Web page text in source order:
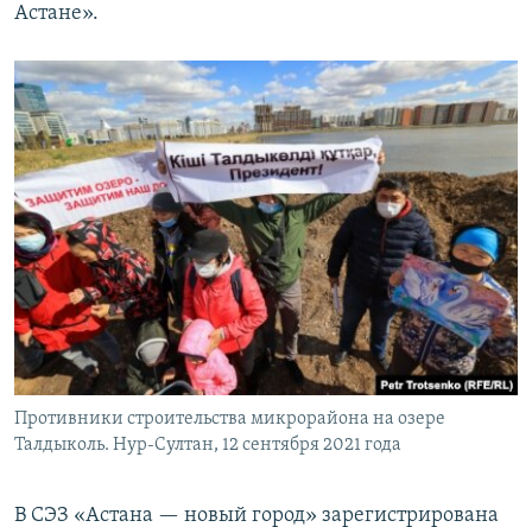
Астане».
Противники строительства микрорайона на озере
Талдыколь. Нур-Султан, 12 сентября 2021 года
В СЭЗ «Астана — новый город» зарегистрирована